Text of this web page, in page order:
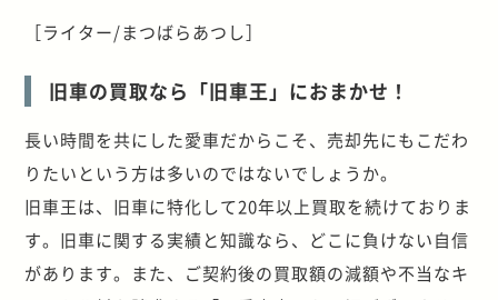
［ライター/まつばらあつし］
旧車の買取なら「旧車王」におまかせ！
長い時間を共にした愛車だからこそ、売却先にもこだわ
りたいという方は多いのではないでしょうか。
旧車王は、旧車に特化して20年以上買取を続けておりま
す。旧車に関する実績と知識なら、どこに負けない自信
があります。また、ご契約後の買取額の減額や不当なキ